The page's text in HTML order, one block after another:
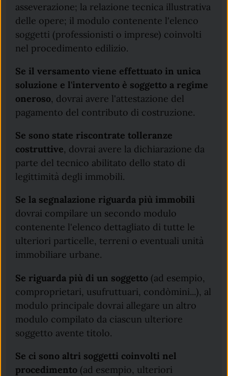
asseverazione; la relazione tecnica illustrativa
delle opere; il modulo contenente l'elenco
soggetti (professionisti o imprese) coinvolti
nel procedimento edilizio.
Se il versamento viene effettuato in unica
soluzione e l'intervento è soggetto a regime
oneroso, dovrai avere l'attestazione del
pagamento del contributo di costruzione.
Se sono state riscontrate tolleranze
costruttive, dovrai avere la dichiarazione da
parte del tecnico abilitato dello stato di
legittimità degli immobili.
Se la segnalazione riguarda più immobili
dovrai compilare un secondo modulo
contenente l'elenco dettagliato di tutte le
ulteriori particelle, terreni o eventuali unità
immobiliare urbane.
Se riguarda più di un soggetto (ad esempio,
comproprietari, usufruttuari, condòmini...), al
modulo principale dovrai allegare un altro
modulo compilato da ciascun ulteriore
soggetto avente titolo.
Se ci sono altri soggetti coinvolti nel
procedimento (ad esempio, ulteriori